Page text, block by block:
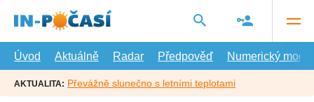
hlavní
Úvod
Aktuálně Radar Předpověď Numerický model
AKTUALITA: Převážně slunečno s letními teplotami